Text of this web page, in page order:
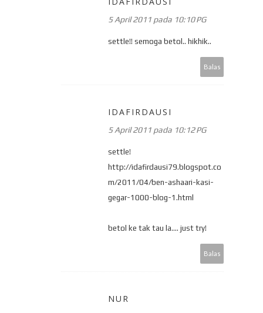
5 April 2011 pada 10:10 PG
settle!! semoga betol.. hikhik..
Balas
IDAFIRDAUSI
5 April 2011 pada 10:12 PG
settle!
http://idafirdausi79.blogspot.co
m/2011/04/ben-ashaari-kasi-
gegar-1000-blog-1.html
betol ke tak tau la.... just try!
Balas
NUR